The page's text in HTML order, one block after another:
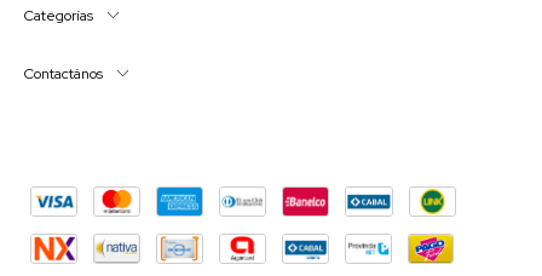
Categorías
Contactános